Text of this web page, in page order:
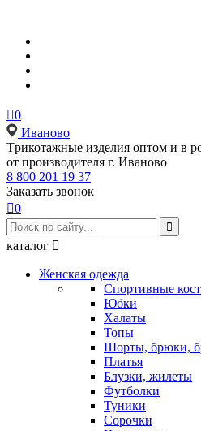
0
Иваново
Tрикотажные изделия оптом и в
от производителя г. Иваново
8 800 201 19 37
Заказать звонок
0

каталог 
Женская одежда
Спортивные
Юбки
Халаты
Топы
Шорты, брюки,
Платья
Блузки, жилеты
Футболки
Туники
Сорочки